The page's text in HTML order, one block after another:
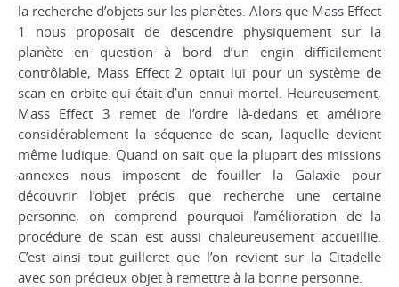
la recherche d’objets sur les planètes. Alors que Mass Effect
1
nous proposait de descendre physiquement sur la
planète en question à bord d’un engin difficilement
contrôlable, Mass Effect 2 optait lui pour un système de
scan en orbite qui était d’un ennui mortel. Heureusement,
Mass Effect 3 remet de l’ordre là-dedans et améliore
considérablement la séquence de scan, laquelle devient
même ludique. Quand on sait que la plupart des missions
annexes nous imposent de fouiller la Galaxie pour
découvrir l’objet précis que recherche une certaine
personne, on comprend pourquoi l’amélioration de la
procédure de scan est aussi chaleureusement accueillie.
C’est ainsi tout guilleret que l’on revient sur la Citadelle
avec son précieux objet à remettre à la bonne personne.